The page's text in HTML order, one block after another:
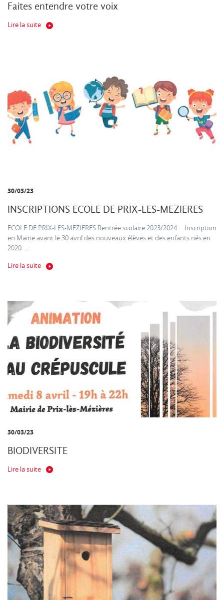
Faites entendre votre voix
Lire la suite
30/03/23
INSCRIPTIONS ECOLE DE PRIX-LES-MEZIERES
ECOLE DE PRIX-LES-MEZIERES Rentrée scolaire 2023/2024 Inscription
en Mairie avant le 30 avril des nouveaux élèves et des enfants nés en
2020 ...
Lire la suite
30/03/23
BIODIVERSITE
Lire la suite